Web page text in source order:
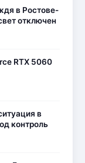
в Ростове-
отключен
RTX 5060
в
контроль